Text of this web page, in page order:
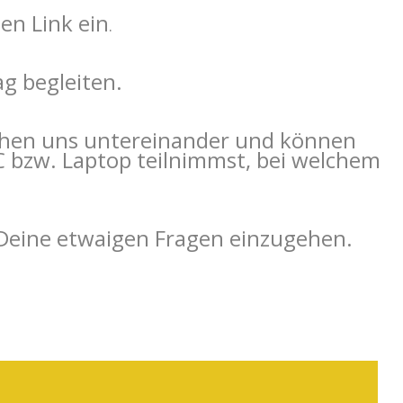
Link ein.
begleiten.
uns untereinander und können
Laptop teilnimmst, bei welchem
etwaigen Fragen einzugehen.